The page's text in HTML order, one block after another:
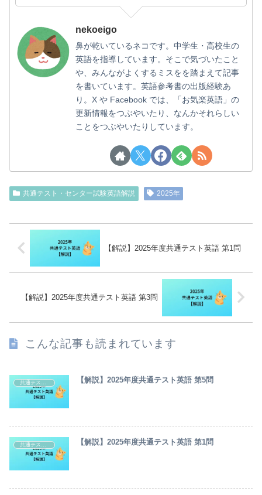
nekoeigo
鼻が乾いているネコです。中学生・高校生の
英語を指導しています。そこで気づいたこと
や、みんながよくするミスをを踏まえて記事
を書いています。英語参考書の出版経験あ
り。X や Facebook では、「お気楽英語」の
更新情報をつぶやいたり、なんかそれらしい
ことをつぶやいたりしています。
共通テスト・センター試験英語解説 2025年
【解説】2025年度共通テスト英語 第1問
【解説】2025年度共通テスト英語 第3問
こんな記事も読まれています
共通テスト・センター試験英語解説 【解説】2025年度共通テスト英語 第5問
共通テスト・センター試験英語解説 【解説】2025年度共通テスト英語 第1問